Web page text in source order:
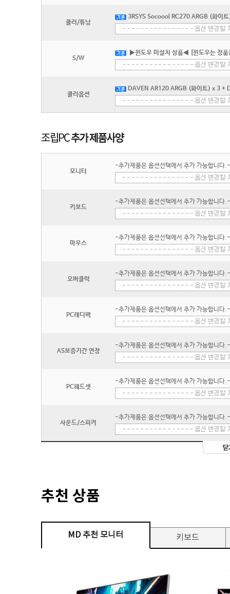
쿨러/튜닝
3RSYS Socoool RC270 ARGB (화이
S/W
▶윈도우 미설치 상품◀ [윈도우는 정
쿨러옵션
DAVEN AR120 ARGB (화이트) x 3 +
모니터
-추가제품은 옵션선택에서 추가 가능합니다.-
키보드
-추가제품은 옵션선택에서 추가 가능합니다.-
마우스
-추가제품은 옵션선택에서 추가 가능합니다.-
오버클럭
-추가제품은 옵션선택에서 추가 가능합니다.-
PC레디팩
-추가제품은 옵션선택에서 추가 가능합니다.-
AS보증기간 연장
-추가제품은 옵션선택에서 추가 가능합니다.-
PC헤드셋
-추가제품은 옵션선택에서 추가 가능합니다.-
사운드/스피커
-추가제품은 옵션선택에서 추가 가능합니다.-
추천 상품
MD 추천 모니터 키보드